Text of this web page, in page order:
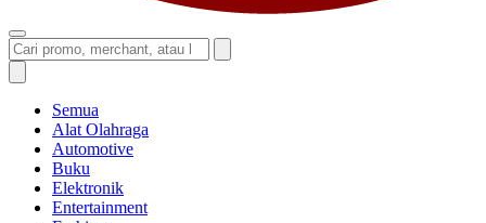
Semua
Alat Olahraga
Automotive
Buku
Elektronik
Entertainment